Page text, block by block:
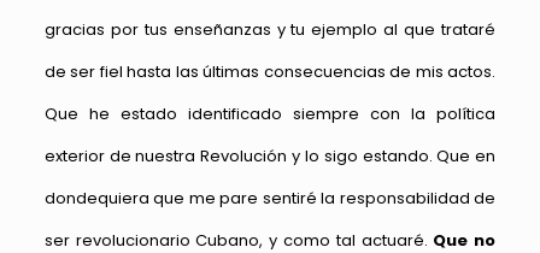
gracias por tus enseñanzas y tu ejemplo al que trataré
de ser fiel hasta las últimas consecuencias de mis actos.
Que he estado identificado siempre con la política
exterior de nuestra Revolución y lo sigo estando. Que en
dondequiera que me pare sentiré la responsabilidad de
ser revolucionario Cubano, y como tal actuaré. Que no